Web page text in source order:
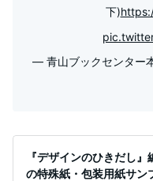
下)
— 青山ブックセンター
『デザインのひきだし』
の特殊紙・包装用紙サン